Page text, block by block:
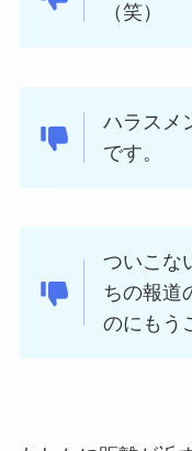
（笑）
ハラスメ
です。
ついこな
ちの報道
のにもう